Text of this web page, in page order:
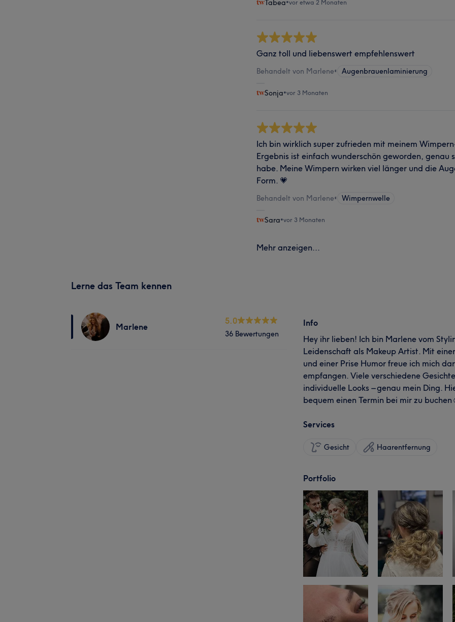
Tabea•vor etwa 2 Monaten
Ganz toll und liebenswert empfehlenswert
Behandelt von Marlene• Augenbrauenlaminierung
Sonja•vor 3 Monaten
Ich bin wirklich super zufrieden mit meinem
Ergebnis ist einfach wunderschön geworden, genau
habe. Meine Wimpern wirken viel länger und die
Form. 💗
Behandelt von Marlene• Wimpernwelle
Sara•vor 3 Monaten
Mehr anzeigen...
Lerne das Team kennen
Marlene
5.0
36 Bewertungen
Info
Hey ihr lieben! Ich bin Marlene vom
Leidenschaft als Makeup Artist. Mit
und einer Prise Humor freue ich mich
empfangen. Viele verschiedene
individuelle Looks – genau mein Ding.
bequem einen Termin bei mir zu
Services
Gesicht Haarentfernung
Portfolio